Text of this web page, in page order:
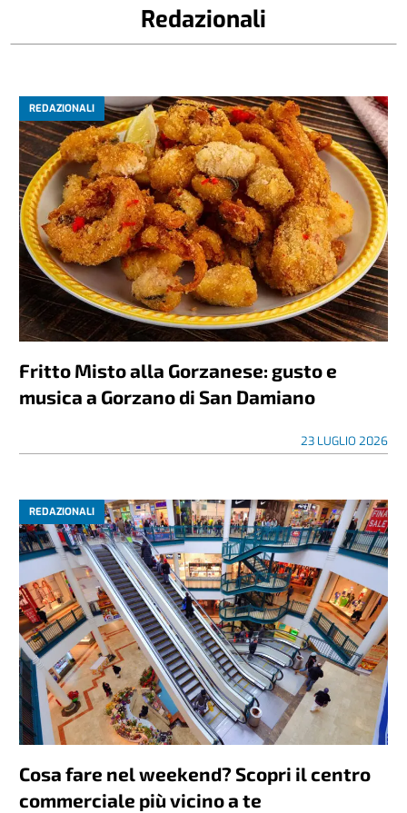
Redazionali
REDAZIONALI
Fritto Misto alla Gorzanese: gusto e
musica a Gorzano di San Damiano
23 LUGLIO 2026
REDAZIONALI
Cosa fare nel weekend? Scopri il centro
commerciale più vicino a te